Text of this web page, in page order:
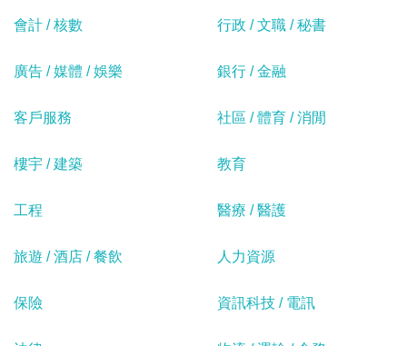
會計 / 核數 行政 / 文職 / 秘書
廣告 / 媒體 / 娛樂 銀行 / 金融
客戶服務 社區 / 體育 / 消閒
樓宇 / 建築 教育
工程 醫療 / 醫護
旅遊 / 酒店 / 餐飲 人力資源
保險 資訊科技 / 電訊